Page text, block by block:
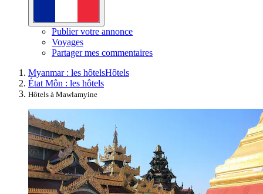
Publier votre annonce
Voyages
Partager mes commentaires
Myanmar : les hôtelsHôtels
État Môn : les hôtels
Hôtels à Mawlamyine